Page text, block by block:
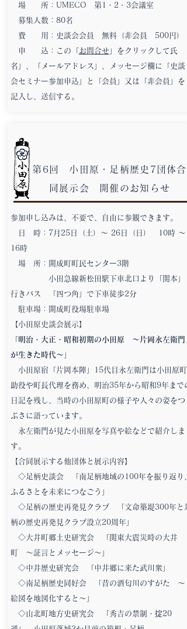
場 所：UMECO 第1・2・3会議室
募集人数：80名
費 用：史談会会員 無料（非会員 500円）
申 込：この「お問合せ」をクリックして氏
名」、「メールアドレス」、メッセージ欄に「史談
会セミナー参加申込」と「会員」又は「非会員」を
記入し、送信する。
第6回 小田原・足柄歴史7団体合
同展示会 開催のお知らせ
参加申し込みは、不要で、自由に参観できます。
日 時：7月25日（土）～ 26日（日） 10時 ～
16時
場 所：開成町町民センター3階
小田急線新松田駅下車北口より「関本」
行きバス 「四つ角」で下車徒歩2分
駐車場：開成町役場駐車場
【小田原史談会展示】
「明治・大正・昭和初期の小田原 ～片岡永左衛門
が生きた時代～ 」
小田原宿「片岡本陣」15代目永左衛門は小田原町
助役や町長代理を務め、明治35年から昭和9年までの
日記を残し、当時の小田原町の様子や人々の姿をつ
ぶさに語っています。
永左衛門が見た小田原を写真や絵などで紹介しま
す。
【合同展示する他団体と展示内容】
◇足柄史談会 「南足柄地域の100年を振り返り、
ふるさとを未来につなごう」
◇足柄の歴史再発見クラブ 「文命築堤300年と足
柄の歴史再発見クラブ設立20周年」
◇大井町郷土史研究会 「関東大震災時の大井
町 ～証言とメッセージ～」
◇中井歴史研究会 「中井郷に来た武川衆」
◇南足柄歴史同好会 「昔の酒匂川のすがた ～
絵図を地図化すると～」
◇山北町地方史研究会 「秀吉の禁制・掟20